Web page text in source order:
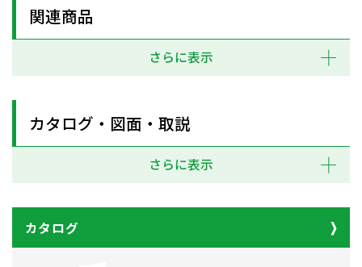
関連商品
さらに表示
カタログ・図面・取説
さらに表示
カタログ